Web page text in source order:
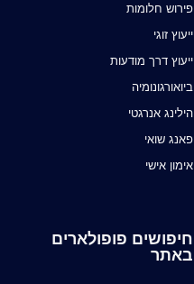
פירוש חלומות
ייעוץ זוגי
ייעוץ דרך מודעות
ביואורגונומיה
הילינג אנרגטי
פאנג שואי
אימון אישי
חיפושים פופולארים
באתר